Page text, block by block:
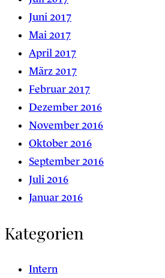
Juni 2017
Mai 2017
April 2017
März 2017
Februar 2017
Dezember 2016
November 2016
Oktober 2016
September 2016
Juli 2016
Januar 2016
Kategorien
Intern